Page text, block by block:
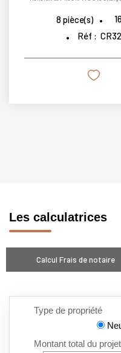
5pièce(s)
Réf :
Les calculatrices
Calcul Frais de notaire